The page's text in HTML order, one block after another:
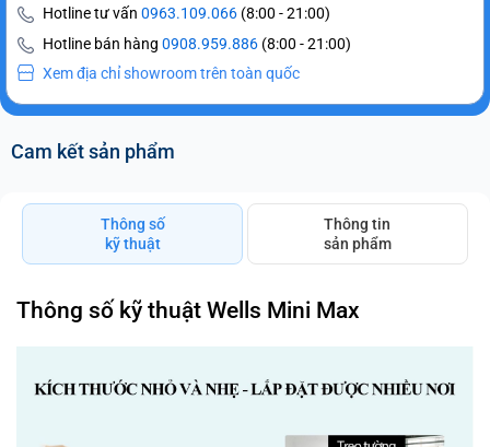
Hotline tư vấn 0963.109.066 (8:00 - 21:00)
Hotline bán hàng 0908.959.886 (8:00 - 21:00)
Xem địa chỉ showroom trên toàn quốc
Cam kết sản phẩm
Thông số
kỹ thuật
Thông tin
sản phẩm
Thông số kỹ thuật Wells Mini Max